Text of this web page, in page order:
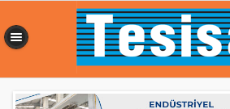
0,359 sn